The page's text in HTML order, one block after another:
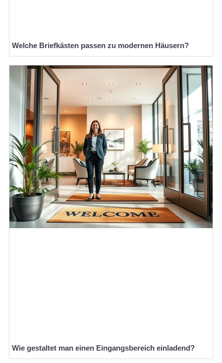
Welche Briefkästen passen zu modernen Häusern?
Wie gestaltet man einen Eingangsbereich einladend?